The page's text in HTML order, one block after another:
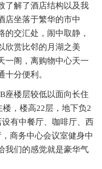
解了酒店结构以及我
店坐落于繁华的市中
的交汇处，闹中取静，
欣赏比邻的月湖之美
一阁，离购物中心天一
分便利。
楼层较低以面向长住
，楼高22层，地下负2
有中餐厅、咖啡厅、西
商务中心会议室健身中
我们的感觉就是豪华气